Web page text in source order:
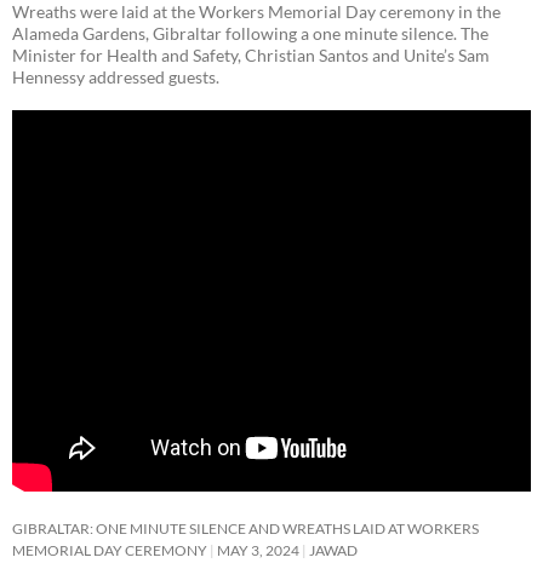
Wreaths were laid at the Workers Memorial Day ceremony in the
Alameda Gardens, Gibraltar following a one minute silence. The
Minister for Health and Safety, Christian Santos and Unite’s Sam
Hennessy addressed guests.
GIBRALTAR: ONE MINUTE SILENCE AND WREATHS LAID AT WORKERS
MEMORIAL DAY CEREMONY MAY 3, 2024 JAWAD